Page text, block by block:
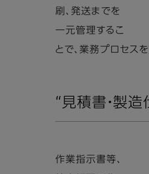
刷、発送までを
一元管理するこ
とで、業務プロセス
“見積書・製
作業指示書等、